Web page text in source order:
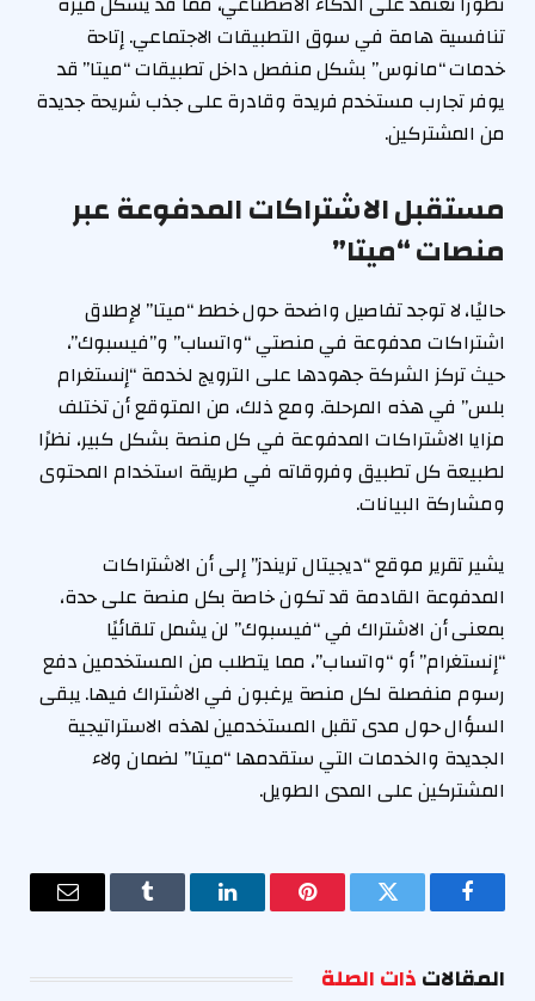
تنافسية هامة في سوق التطبيقات الاجتماعي. إتاحة
خدمات “مانوس” بشكل منفصل داخل تطبيقات “ميتا” قد
يوفر تجارب مستخدم فريدة وقادرة على جذب شريحة جديدة
من المشتركين.
مستقبل الاشتراكات المدفوعة عبر
منصات “ميتا”
حاليًا، لا توجد تفاصيل واضحة حول خطط “ميتا” لإطلاق
اشتراكات مدفوعة في منصتي “واتساب” و”فيسبوك”،
حيث تركز الشركة جهودها على الترويج لخدمة “إنستغرام
بلس” في هذه المرحلة. ومع ذلك، من المتوقع أن تختلف
مزايا الاشتراكات المدفوعة في كل منصة بشكل كبير، نظرًا
لطبيعة كل تطبيق وفروقاته في طريقة استخدام المحتوى
ومشاركة البيانات.
يشير تقرير موقع “ديجيتال تريندز” إلى أن الاشتراكات
المدفوعة القادمة قد تكون خاصة بكل منصة على حدة،
بمعنى أن الاشتراك في “فيسبوك” لن يشمل تلقائيًا
“إنستغرام” أو “واتساب”، مما يتطلب من المستخدمين دفع
رسوم منفصلة لكل منصة يرغبون في الاشتراك فيها. يبقى
السؤال حول مدى تقبل المستخدمين لهذه الاستراتيجية
الجديدة والخدمات التي ستقدمها “ميتا” لضمان ولاء
المشتركين على المدى الطويل.
فيسبوك تويتر بينتيريستلينكدإن Tumblr
البريد
المقالاتذات الصلة